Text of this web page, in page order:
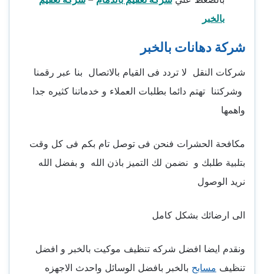
بالخبر
شركة دهانات بالخبر
شركات النقل لا تردد فى القيام بالاتصال بنا عبر رقمنا
وشركتنا تهتم دائما بطلبات العملاء و خدماتنا كثيره جدا
واهمها
مكافحة الحشرات فنحن فى توصل تام بكم فى كل وقت
بتلبية طلبك و نضمن لك التميز باذن الله و بفضل الله
نريد الوصول
الى ارضائك بشكل كامل
ونقدم ايضا افضل شركه تنظيف موكيت بالخبر و افضل
تنظيف مسابح بالخبر بافضل الوسائل واحدث الاجهزه